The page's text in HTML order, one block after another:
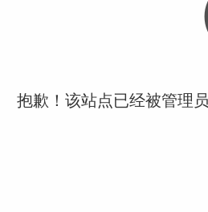
抱歉！该站点已经被管理